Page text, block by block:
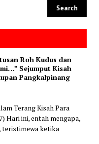
Roh Kudus dan
Sejumput Kisah
Pangkalpinang
Terang Kisah Para
Hari ini, entah mengapa,
teristimewa ketika